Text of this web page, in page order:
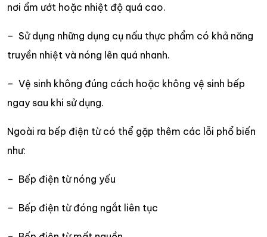
nơi ẩm ướt hoặc nhiệt độ quá cao.
– Sử dụng những dụng cụ nấu thực phẩm có khả năng
truyền nhiệt và nóng lên quá nhanh.
– Vệ sinh không đúng cách hoặc không vệ sinh bếp
ngay sau khi sử dụng.
Ngoài ra bếp điện từ có thể gặp thêm các lỗi phổ biến
như:
– Bếp điện từ nóng yếu
– Bếp điện từ đóng ngắt liên tục